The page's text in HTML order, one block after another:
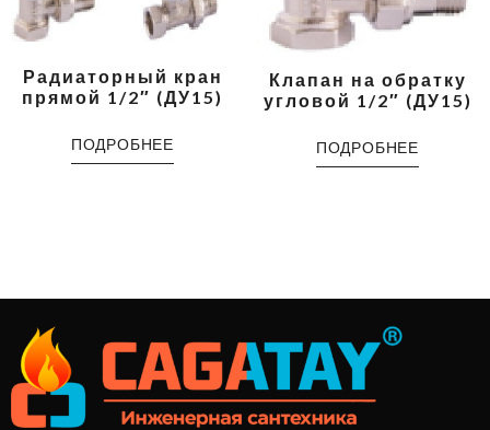
Радиаторный кран
прямой 1/2″ (ДУ15)
ПОДРОБНЕЕ
Клапан на обратку
угловой 1/2″ (ДУ15)
ПОДРОБНЕЕ